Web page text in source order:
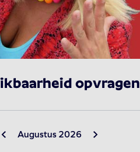
opvragen
Vorige maand
Augustus 2026